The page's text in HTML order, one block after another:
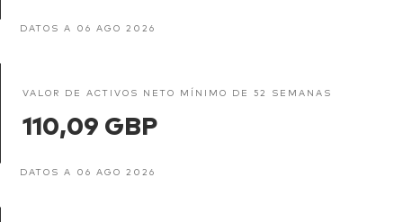
DATOS A 06 AGO 2026
VALOR DE ACTIVOS NETO MÍNIMO DE 52 SEMANAS
110,09 GBP
DATOS A 06 AGO 2026